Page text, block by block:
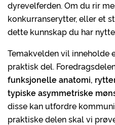
dyrevelferden. Om du rir
konkurranserytter, eller et
dette kunnskap du har nytte
Temakvelden vil inneholde
praktisk del.
funksjonelle anatomi,
typiske asymmetriske
disse kan utfordre
praktiske delen skal vi